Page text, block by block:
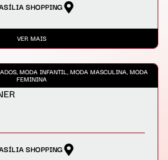
SHOPPING
VER MAIS
MODA INFANTIL, MODA MASCULINA, MODA
FEMININA
SHOPPING